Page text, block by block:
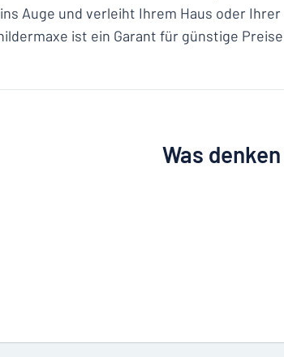
Auge und verleiht Ihrem Haus oder Ihrer
ist ein Garant für günstige Preise
Was